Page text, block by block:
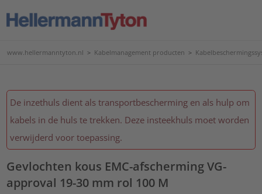
www.hellermanntyton.nl > Kabelmanagement producten >
De inzethuls dient als transportbescherming en als hulp om
kabels in de huls te trekken. Deze insteekhuls moet worden
verwijderd voor toepassing.
Gevlochten kous EMC-afscherming VG-
approval 19-30 mm rol 100 M